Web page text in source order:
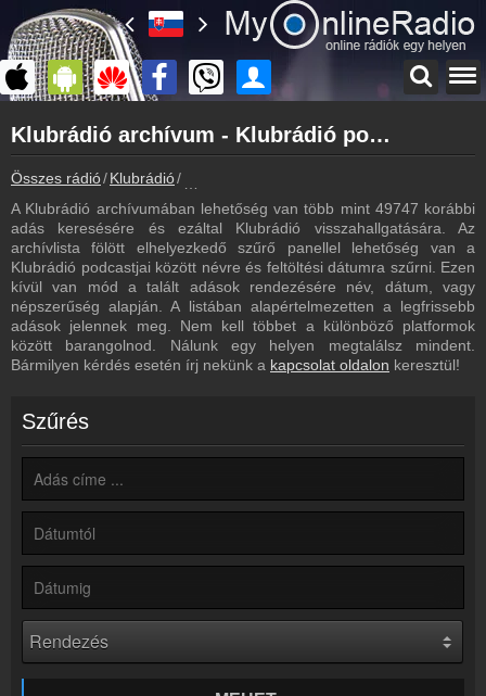
myonlineradio.hu
Klubrádió
Vissza a Klubrádió oldalára
Bejelentkezés
Hozz létre saját fiókot!
Műsorújság
Klubrádió műsorai
Webkamera
Klubrádió webkamera, élőkép
Klubrádió kapcsolatos hírek
Kapcsolat
Írj nekünk!
Partnerek
Rádiós partnerek
Rádió beágyazás
Ágyazd be weboldaladba
Online rádió készítés
Készítés lépésről lépésre
Klubrádió archívum - Klubrádió podcasts - Klubrádió visszahallgatás
Összes rádió Klubrádió
A Klubrádió archívumában lehetőség van több mint 49747 korábbi
adás keresésére és ezáltal Klubrádió visszahallgatására. Az
archívlista fölött elhelyezkedő szűrő panellel lehetőség van a
Klubrádió podcastjai között névre és feltöltési dátumra szűrni. Ezen
kívül van mód a talált adások rendezésére név, dátum, vagy
népszerűség alapján. A listában alapértelmezetten a legfrissebb
adások jelennek meg. Nem kell többet a különböző platformok
között barangolnod. Nálunk egy helyen megtalálsz mindent.
Bármilyen kérdés esetén írj nekünk a kapcsolat oldalon keresztül!
Szűrés